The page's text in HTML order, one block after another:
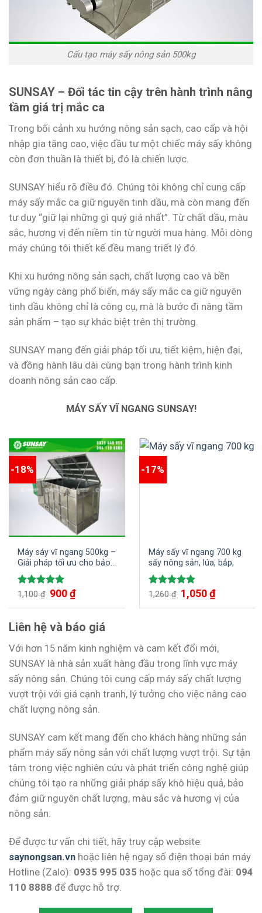
Cấu tạo máy sấy nông sản 500kg
SUNSAY – Đối tác tin cậy trên hành trình nâng
tầm giá trị mắc ca
Trong bối cảnh xu hướng nông sản sạch, cao cấp và hội
nhập gia tăng cao, việc đầu tư một chiếc máy sấy không
còn đơn thuần là thiết bị, đó là chiến lược.
SUNSAY hiểu rõ điều đó. Chúng tôi không chỉ cung cấp
máy sấy mắc ca giữ nguyên tinh dầu, mà còn mang đến
tư duy “giữ lại những gì quý giá nhất”. Từ chất dầu, màu
sắc, hương vị đến niềm tin từ người mua hàng. Mỗi dòng
máy chúng tôi thiết kế đều mang triết lý đó.
Khi xu hướng nông sản sạch, chất lượng cao và bền
vững ngày càng phổ biến, máy sấy mắc ca giữ nguyên
tinh dầu không chỉ là công cụ, mà là bước đi nâng tầm
sản phẩm – tạo sự khác biệt trên thị trường.
SUNSAY mang đến giải pháp tối ưu, tiết kiệm, hiện đại,
và đồng hành lâu dài cùng bạn trong hành trình kinh
doanh nông sản cao cấp.
MÁY SẤY VĨ NGANG SUNSAY!
-18%
Máy sáy vĩ ngang 500kg –
Giải pháp tối ưu cho bảo
quản nông sản
Được xếp
1,100₫ 900₫
-17%
Máy sấy vĩ ngang 700 kg
sấy nông sản, lúa, bắp,
Được xếp
4.80
1,260₫ 1,050₫
Liên hệ và báo giá
Với hơn 15 năm kinh nghiệm và cam kết đổi mới,
SUNSAY là nhà sản xuất hàng đầu trong lĩnh vực máy
sấy nông sản. Chúng tôi cung cấp máy sấy chất lượng
vượt trội với giá cạnh tranh, lý tưởng cho việc nâng cao
chất lượng nông sản.
SUNSAY cam kết mang đến cho khách hàng những sản
phẩm máy sấy nông sản với chất lượng vượt trội. Sự tận
tâm trong việc nghiên cứu và phát triển công nghệ giúp
chúng tôi tạo ra những giải pháp sấy khô hiệu quả, bảo
đảm giữ nguyên chất lượng, màu sắc và hương vị của
nông sản.
Để được tư vấn chi tiết, hãy truy cập website:
saynongsan.vn hoặc liên hệ ngay số điện thoại bán máy
Hotline (Zalo): 0935 995 035 hoặc qua số tổng đài: 094
110 8888 để được hỗ trợ.